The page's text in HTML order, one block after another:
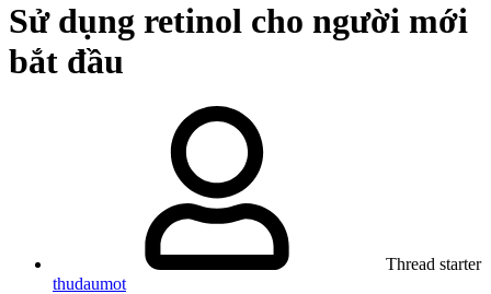
Sử dụng retinol cho người mới
bắt đầu
Thread starter
thudaumot